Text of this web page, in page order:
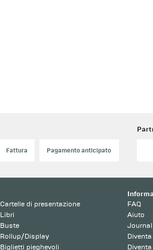
Fattura Pagamento anticipato
Cartelle di presentazione
Libri
Buste
Rollup/Display
Biglietti pieghevoli
FAQ
Aiuto
Journal